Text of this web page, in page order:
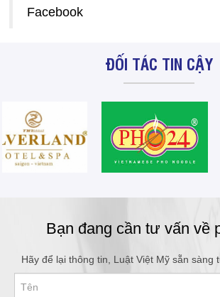
Facebook
ĐỐI TÁC TIN CẬY
Bạn đang cần tư vấn về
Hãy để lại thông tin, Luật Việt Mỹ sẵn sàng